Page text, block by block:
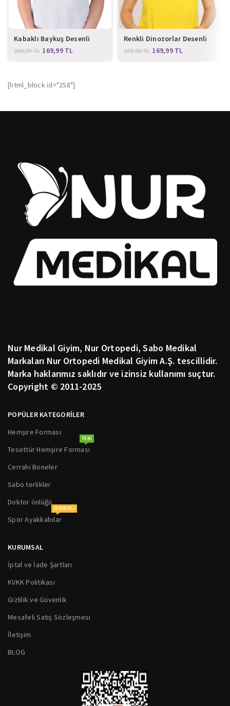
Kabaklı Baykuş Desenli
Cerrahi Bone
208,99TL 169,99 TL
Renkli Dinozorlar Desenli
Cerrahi Bone
198,00TL 169,99 TL
[html_block id="258"]
Nur Medikal Giyim, Nur Ortopedi, Sabo Medikal
Markaları Nur Ortopedi Medikal Giyim A.Ş. tescillidir.
Marka haklarımız saklıdır ve izinsiz kullanımı suçtur.
Copyright © 2011-2025
POPÜLER KATEGORİLER
Hemşire Forması
Tesettür Hemşire Forması
YENI
Cerrahi Boneler
Sabo terlikler
Doktor önlüğü
Spor Ayakkabılar
INDIRIMLI
KURUMSAL
İptal ve İade Şartları
KVKK Politikası
Gizlilik ve Güvenlik
Mesafeli Satış Sözleşmesi
İletişim
BLOG